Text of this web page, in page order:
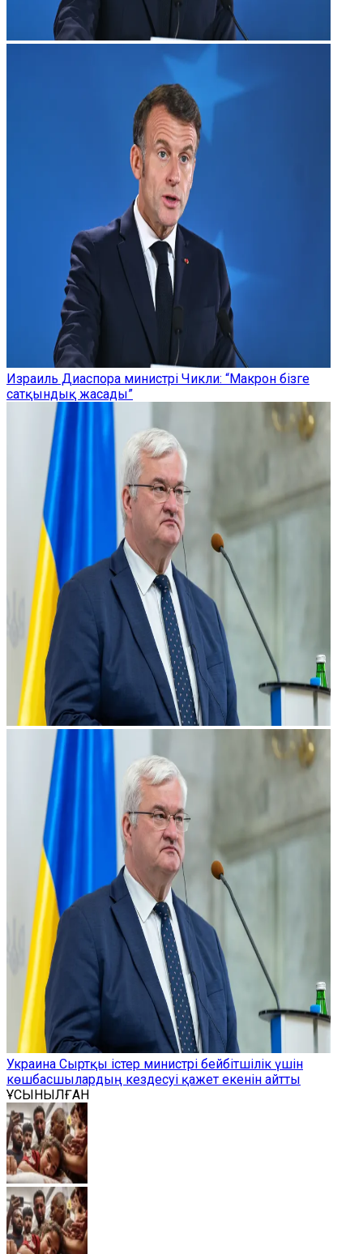
Израиль Диаспора министрі Чикли: “Макрон бізге
сатқындық жасады”
Украина Сыртқы істер министрі бейбітшілік үшін
көшбасшылардың кездесуі қажет екенін айтты
ҰСЫНЫЛҒАН